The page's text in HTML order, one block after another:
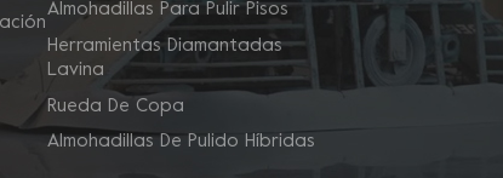
Almohadillas Para Pulir Pisos
Herramientas Diamantadas
Lavina
Rueda De Copa
Almohadillas De Pulido Híbridas